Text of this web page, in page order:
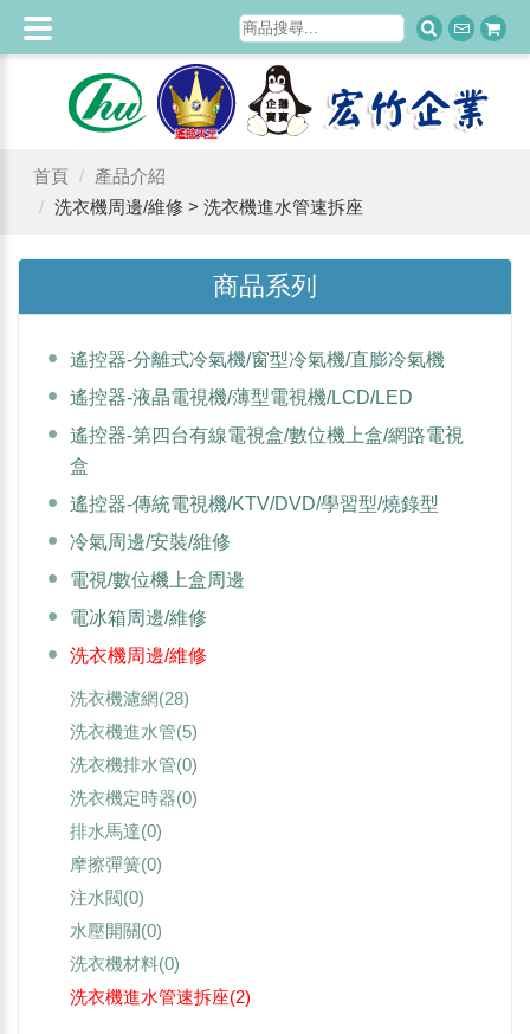
首頁
產品介紹
洗衣機周邊/維修 > 洗衣機進水管速拆座
商品系列
遙控器-分離式冷氣機/窗型冷氣機/直膨冷氣機
遙控器-液晶電視機/薄型電視機/LCD/LED
遙控器-第四台有線電視盒/數位機上盒/網路電視
盒
遙控器-傳統電視機/KTV/DVD/學習型/燒錄型
冷氣周邊/安裝/維修
電視/數位機上盒周邊
電冰箱周邊/維修
洗衣機周邊/維修
洗衣機濾網(28)
洗衣機進水管(5)
洗衣機排水管(0)
洗衣機定時器(0)
排水馬達(0)
摩擦彈簧(0)
注水閥(0)
水壓開關(0)
洗衣機材料(0)
洗衣機進水管速拆座(2)